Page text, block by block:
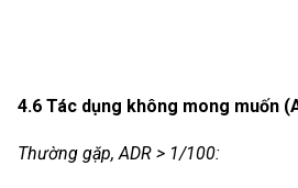
4.6 Tác dụng không mong muốn
Thường gặp, ADR > 1/100: